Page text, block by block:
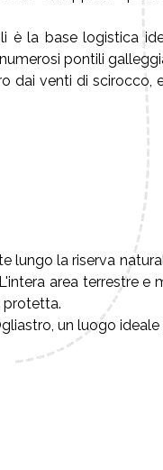
è la base logistica
pontili
dai venti di scirocco,
lungo la riserva
area terrestre
protetta.
un luogo